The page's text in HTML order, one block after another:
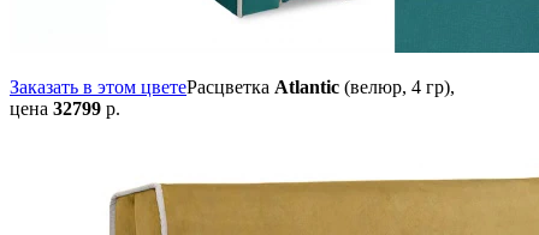
Заказать в этом цветеРасцветка Atlantic (велюр, 4 гр),
цена 32799 р.